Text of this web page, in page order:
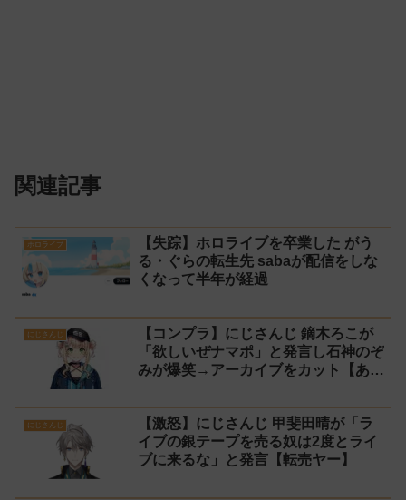
関連記事
ホロライブ
【失踪】ホロライブを卒業した がう
る・ぐらの転生先 sabaが配信をしな
くなって半年が経過
にじさんじ
【コンプラ】にじさんじ 鏑木ろこが
「欲しいぜナマポ」と発言し石神のぞ
みが爆笑→アーカイブをカット【あら
にじさんじ
【激怒】にじさんじ 甲斐田晴が「ラ
イブの銀テープを売る奴は2度とライ
ブに来るな」と発言【転売ヤー】